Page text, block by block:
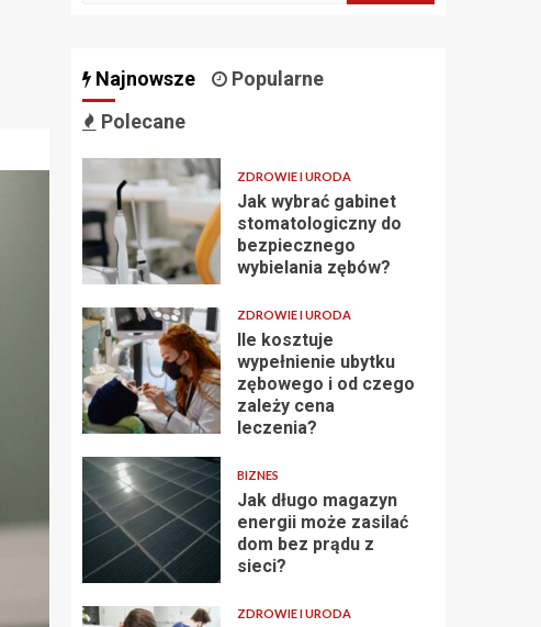
Najnowsze
Popularne
Polecane
ZDROWIE I URODA
Jak wybrać gabinet
stomatologiczny do
bezpiecznego
wybielania zębów?
ZDROWIE I URODA
Ile kosztuje
wypełnienie ubytku
zębowego i od czego
zależy cena
leczenia?
BIZNES
Jak długo magazyn
energii może zasilać
dom bez prądu z
sieci?
ZDROWIE I URODA